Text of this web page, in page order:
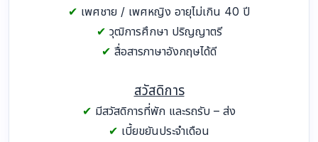
✔ เพศชาย / เพศหญิง อายุไม่เกิน 40 ปี
✔ วุฒิการศึกษา ปริญญาตรี
✔ สื่อสารภาษาอังกฤษได้ดี
สวัสดิการ
✔ มีสวัสดิการที่พัก และรถรับ – ส่ง
✔ เบี้ยขยันประจำเดือน